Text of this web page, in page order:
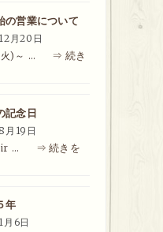
の営業について
月20日
)～ …
⇒ 続き
記念日
月19日
…
⇒ 続きを
年
6日